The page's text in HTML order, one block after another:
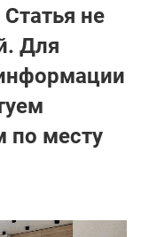
не
Для
по месту